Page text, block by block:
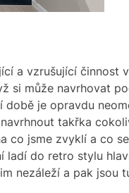
a vzrušující činnost v
si může navrhovat
době je opravdu
takřka
co jsme zvyklí a co
ladí do retro stylu
nezáleží a pak jsou